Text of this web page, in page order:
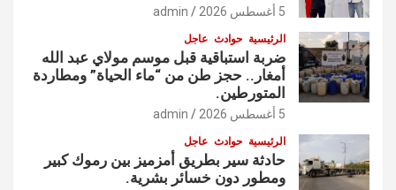
5 أغسطس 2026 admin
الرئيسية حوادث عاجل
ضربة استباقية قبل موسم مولاي عبد الله
أمغار.. حجز طن من “ماء الحياة” ومطاردة
المتورطين.
5 أغسطس 2026 admin
الرئيسية حوادث عاجل
حادثة سير بطريق أمزميز بين رموك كبير
ومطور دون خسائر بشرية.